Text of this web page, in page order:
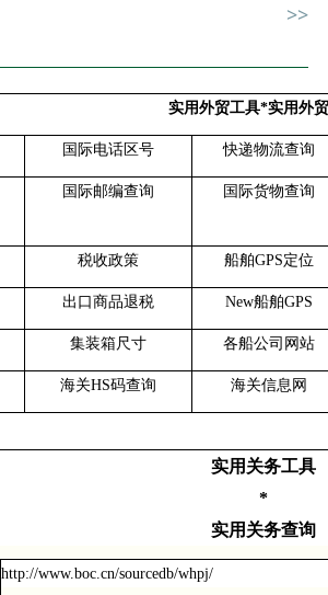
>>
实用外贸工具*实用外
国际电话区号 快递物流查询
国际邮编查询 国际货物查询
税收政策 船舶GPS定位
出口商品退税 New船舶GPS
集装箱尺寸 各船公司网站
海关HS码查询 海关信息网
实用关务工具
*
实用关务查询
http://www.boc.cn/sourcedb/whpj/